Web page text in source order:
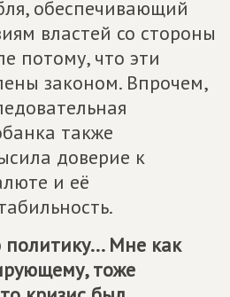
обеспечивающий
властей со стороны
потому, что эти
законом. Впрочем,
также
доверие к
и её
Мне как
тоже